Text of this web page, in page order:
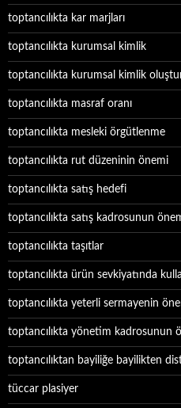
toptancılıkta kar marjları
toptancılıkta kurumsal kimlik
toptancılıkta kurumsal kimlik
toptancılıkta masraf oranı
toptancılıkta mesleki örgütlenme
toptancılıkta rut düzeninin önemi
toptancılıkta satış hedefi
toptancılıkta satış kadrosunun
toptancılıkta taşıtlar
toptancılıkta ürün sevkiyatında
toptancılıkta yeterli sermayenin
toptancılıkta yönetim kadrosunun
toptancılıktan bayiliğe bayilikten
tüccar plasiyer